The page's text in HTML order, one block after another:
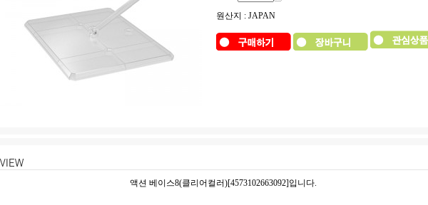
원산지 : JAPAN
액션 베이스8(클리어컬러)[4573102663092]입니다.